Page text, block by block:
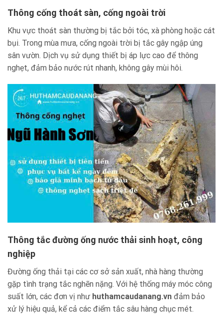
Thông cống thoát sàn, cống ngoài trời
Khu vực thoát sàn thường bị tắc bởi tóc, xà phòng hoặc cát
bụi. Trong mùa mưa, cống ngoài trời bị tắc gây ngập úng
sân vườn. Dịch vụ sử dụng thiết bị áp lực cao để thông
nghẹt, đảm bảo nước rút nhanh, không gây mùi hôi.
Thông tắc đường ống nước thải sinh hoạt, công
nghiệp
Đường ống thải tại các cơ sở sản xuất, nhà hàng thường
gặp tình trạng tắc nghẽn nặng. Với hệ thống máy móc công
suất lớn, các đơn vị như huthamcaudanang.vn đảm bảo
xử lý hiệu quả, kể cả các điểm tắc sâu hàng chục mét.